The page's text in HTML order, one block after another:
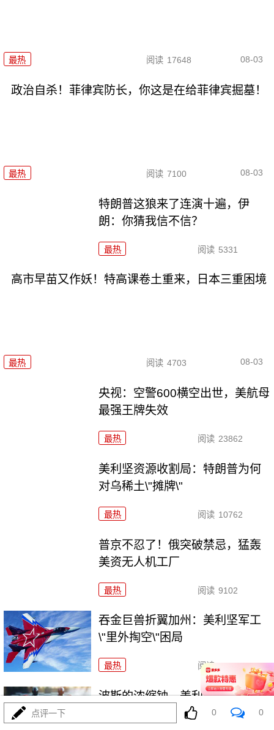
最热 阅读 17648 08-03
政治自杀！菲律宾防长，你这是在给菲律宾掘墓！
最热 阅读 7100 08-03
特朗普这狼来了连演十遍，伊
朗：你猜我信不信？
最热 阅读 5331
高市早苗又作妖！特高课卷土重来，日本三重困境
最热 阅读 4703 08-03
央视：空警600横空出世，美航母
最强王牌失效
最热 阅读 23862
美利坚资源收割局：特朗普为何
对乌稀土\"摊牌\"
最热 阅读 10762
普京不忍了！俄突破禁忌，猛轰
美资无人机工厂
最热 阅读 9102
吞金巨兽折翼加州：美利坚军工
\"里外掏空\"困局
最热 阅读 6751
波斯的浓缩铀，美利坚是真想
拿，还是做样子？
点评一下 0 0